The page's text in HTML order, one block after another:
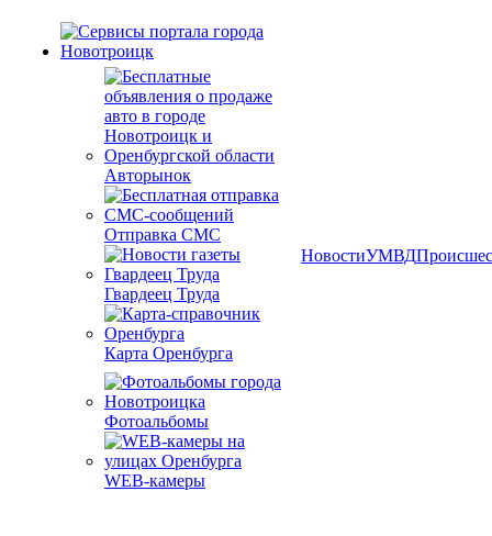
Авторынок
Отправка СМС
Гвардеец Труда
Карта Оренбурга
Фотоальбомы
WEB-камеры
НовостиУМВД